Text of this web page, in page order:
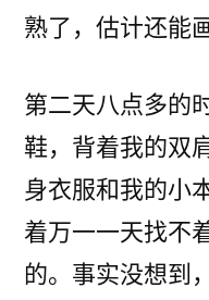
熟了，估计还能
第二天八点多的
鞋，背着我的双
身衣服和我的小
着万一一天找不
的。事实没想到